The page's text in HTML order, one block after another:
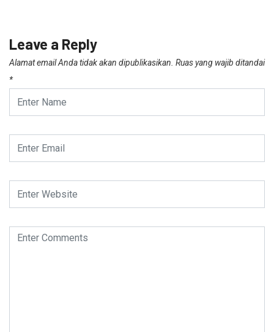
Leave a Reply
Alamat email Anda tidak akan dipublikasikan. Ruas yang wajib ditandai
*